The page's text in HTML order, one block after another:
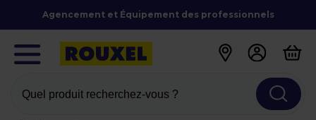
Agencement et Équipement des professionnels
Quel produit recherchez-vous ?